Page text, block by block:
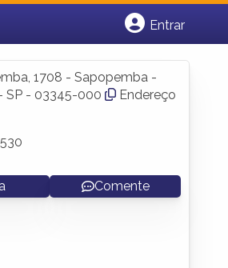
Entrar
1708 - Sapopemba -
SP - 03345-000
Endereço
Comente